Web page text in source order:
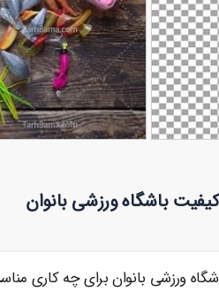
23
باشگاه ورزشی بانوان
ورزشی بانوان برای چه کاری